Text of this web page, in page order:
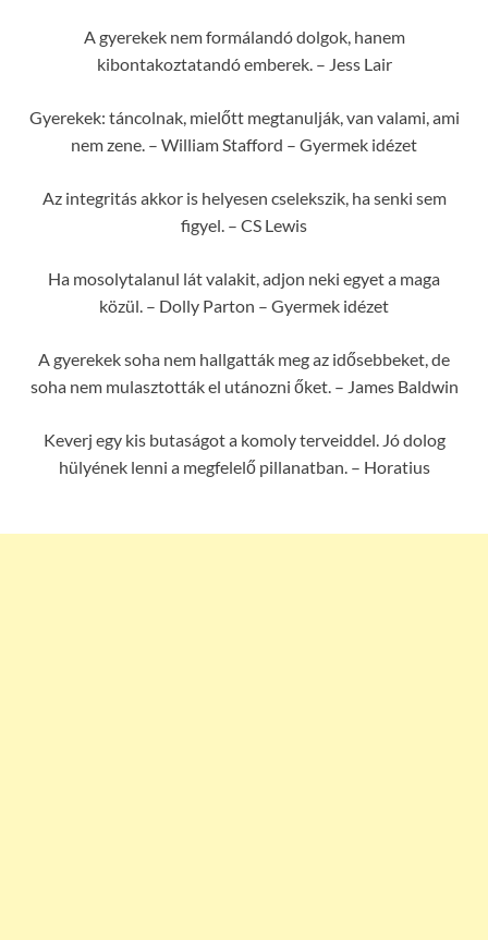
A gyerekek nem formálandó dolgok, hanem
kibontakoztatandó emberek. – Jess Lair
Gyerekek: táncolnak, mielőtt megtanulják, van valami, ami
nem zene. – William Stafford – Gyermek idézet
Az integritás akkor is helyesen cselekszik, ha senki sem
figyel. – CS Lewis
Ha mosolytalanul lát valakit, adjon neki egyet a maga
közül. – Dolly Parton – Gyermek idézet
A gyerekek soha nem hallgatták meg az idősebbeket, de
soha nem mulasztották el utánozni őket. – James Baldwin
Keverj egy kis butaságot a komoly terveiddel. Jó dolog
hülyének lenni a megfelelő pillanatban. – Horatius